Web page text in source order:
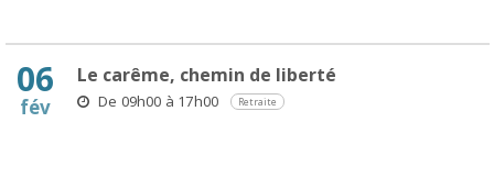
06
fév
Le carême, chemin de liberté
De 09h00 à 17h00 Retraite